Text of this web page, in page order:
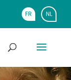
FR NL